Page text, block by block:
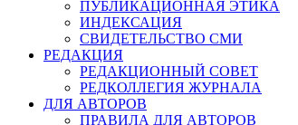
ПУБЛИКАЦИОННАЯ ЭТИКА
ИНДЕКСАЦИЯ
СВИДЕТЕЛЬСТВО СМИ
РЕДАКЦИЯ
РЕДАКЦИОННЫЙ СОВЕТ
РЕДКОЛЛЕГИЯ ЖУРНАЛА
ДЛЯ АВТОРОВ
ПРАВИЛА ДЛЯ АВТОРОВ